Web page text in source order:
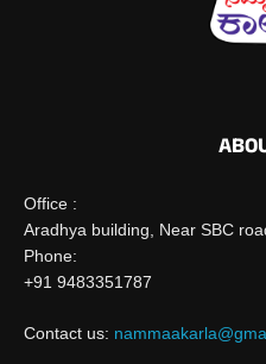
Office :
Aradhya building, Near SBC
Phone:
+91 9483351787
Contact us: